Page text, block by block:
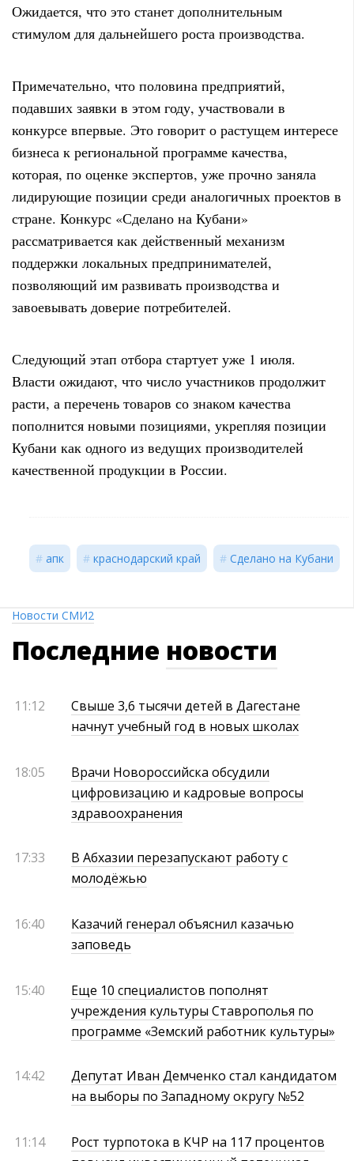
Ожидается, что это станет дополнительным
стимулом для дальнейшего роста производства.
Примечательно, что половина предприятий,
подавших заявки в этом году, участвовали в
конкурсе впервые. Это говорит о растущем интересе
бизнеса к региональной программе качества,
которая, по оценке экспертов, уже прочно заняла
лидирующие позиции среди аналогичных проектов в
стране. Конкурс «Сделано на Кубани»
рассматривается как действенный механизм
поддержки локальных предпринимателей,
позволяющий им развивать производства и
завоевывать доверие потребителей.
Следующий этап отбора стартует уже 1 июля.
Власти ожидают, что число участников продолжит
расти, а перечень товаров со знаком качества
пополнится новыми позициями, укрепляя позиции
Кубани как одного из ведущих производителей
качественной продукции в России.
апк краснодарский край Сделано на Кубани
Новости СМИ2
Последние новости
11:12
Свыше 3,6 тысячи детей в Дагестане
начнут учебный год в новых школах
18:05
Врачи Новороссийска обсудили
цифровизацию и кадровые вопросы
здравоохранения
17:33
В Абхазии перезапускают работу с
молодёжью
16:40
Казачий генерал объяснил казачью
заповедь
15:40
Еще 10 специалистов пополнят
учреждения культуры Ставрополья по
программе «Земский работник культуры»
14:42
Депутат Иван Демченко стал кандидатом
на выборы по Западному округу №52
11:14
Рост турпотока в КЧР на 117 процентов